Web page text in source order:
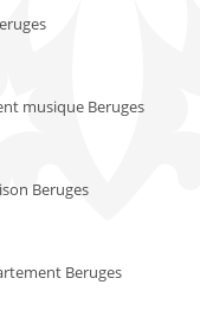
musique Beruges
Beruges
Beruges